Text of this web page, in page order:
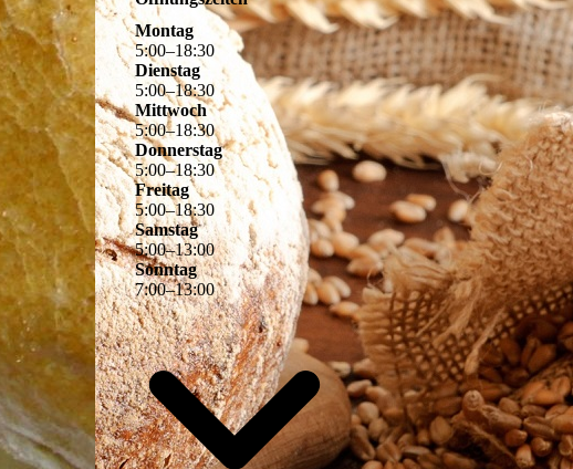
Montag
5:00–18:30
Dienstag
5:00–18:30
Mittwoch
5:00–18:30
Donnerstag
5:00–18:30
Freitag
5:00–18:30
Samstag
5:00–13:00
Sonntag
7:00–13:00